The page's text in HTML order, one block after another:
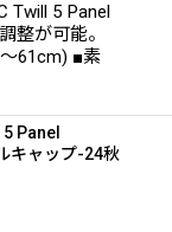
Twill 5 Panel
整が可能。
61cm) ■素
Panel
キャップ-24秋